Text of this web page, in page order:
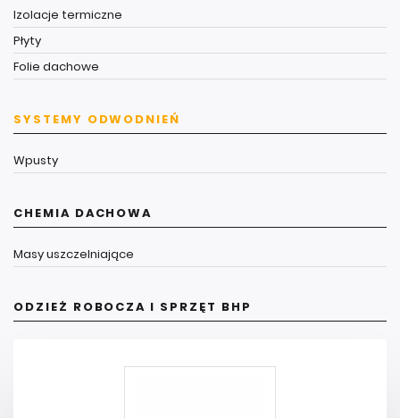
Izolacje termiczne
Płyty
Folie dachowe
SYSTEMY ODWODNIEŃ
Wpusty
CHEMIA DACHOWA
Masy uszczelniające
ODZIEŻ ROBOCZA I SPRZĘT BHP